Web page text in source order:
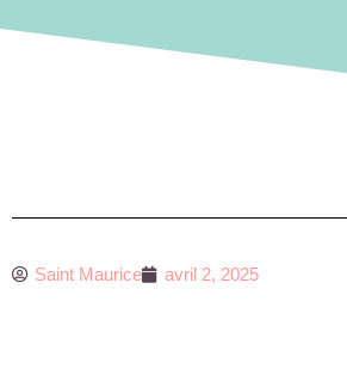
Saint Maurice avril 2, 2025